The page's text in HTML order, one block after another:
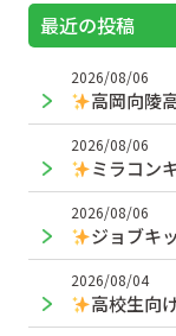
最近の投稿
高岡向陵
2026/08/06
ミラコン
2026/08/06
ジョブキ
2026/08/06
高校生向
2026/08/04